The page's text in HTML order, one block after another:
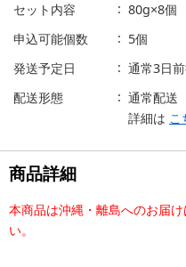
セット内容
80g×8個
申込可能個数
5個
発送予定日
通常3日
配送形態
通常配送
詳細は こ
商品詳細
本商品は沖縄・離島へのお届
い。